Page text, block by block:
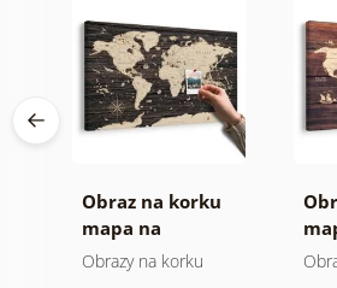
Obraz na korku
mapa na
drewnianym tle
Obrazy na korku